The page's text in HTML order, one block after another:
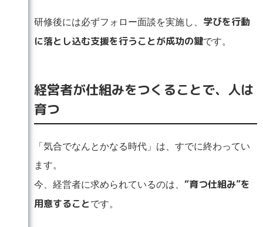
研修後には必ずフォロー面談を実施し、 学びを行動
に落とし込む支援を行うことが成功の鍵です。
経営者が仕組みをつくることで、人は
育つ
「気合でなんとかなる時代」は、すでに終わってい
ます。
今、経営者に求められているのは、 “育つ仕組み”を
用意すること です。